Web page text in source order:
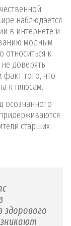
наблюдается
в интернете и
модным
относиться к
доверять
того, что
к плюсам.
осознанного
старших